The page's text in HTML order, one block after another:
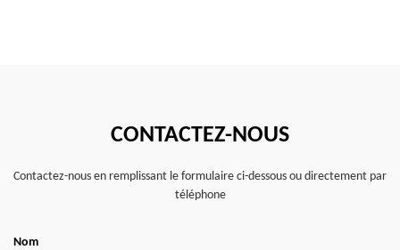
CONTACTEZ-NOUS
Contactez-nous en remplissant le formulaire ci-dessous ou directement par
téléphone
Nom